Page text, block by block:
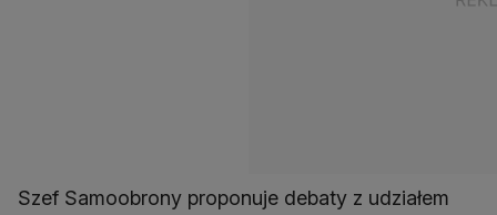
Szef Samoobrony proponuje debaty z udziałem